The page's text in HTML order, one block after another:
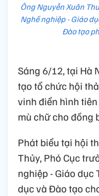
Ông Nguyễn Xuân
Nghề nghiệp - Giáo
Đào tạo
Sáng 6/12, tại Hà
tạo tổ chức hội
vinh điển hình
mù chữ cho đồng
Phát biểu tại hội
Thủy, Phó Cục
nghiệp - Giáo dục
dục và Đào tạo